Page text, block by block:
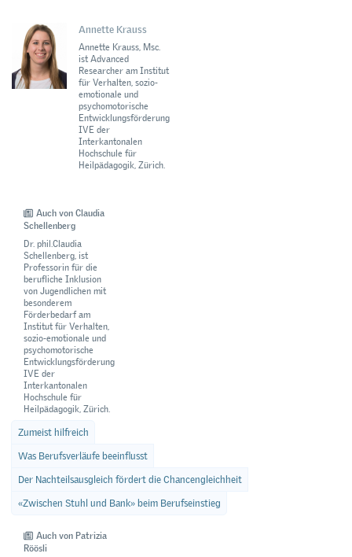
Annette Krauss
Annette Krauss, Msc.
ist Advanced
Researcher am Institut
für Verhalten, sozio-
emotionale und
psychomotorische
Entwicklungsförderung
IVE der
Interkantonalen
Hochschule für
Heilpädagogik, Zürich.
Auch von Claudia
Schellenberg
Dr. phil.Claudia
Schellenberg, ist
Professorin für die
berufliche Inklusion
von Jugendlichen mit
besonderem
Förderbedarf am
Institut für Verhalten,
sozio-emotionale und
psychomotorische
Entwicklungsförderung
IVE der
Interkantonalen
Hochschule für
Heilpädagogik, Zürich.
Zumeist hilfreich
Was Berufsverläufe beeinflusst
Der Nachteilsausgleich fördert die Chancengleichheit
«Zwischen Stuhl und Bank» beim Berufseinstieg
Auch von Patrizia
Röösli